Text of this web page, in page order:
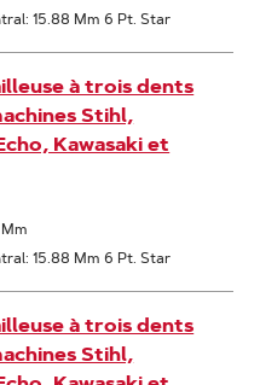
15.88 Mm 6 Pt. Star
à trois dents
Stihl,
Kawasaki et
15.88 Mm 6 Pt. Star
à trois dents
Stihl,